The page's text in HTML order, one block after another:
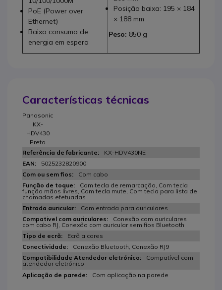
PoE (Power over
Ethernet)
Baixo consumo de
energia em espera
Posição baixa: 195 × 184
× 188 mm
Peso: 850 g
Características técnicas
Panasonic
KX-
HDV430
Preto
KX-HDV430NE
5025232820900
Com cabo
Com tecla de remarcação, Com tecla
função mãos livres, Com tecla mute, Com tecla para lista de
chamadas efetuadas
Com entrada para auriculares
Conexão com auriculares
com cabo RJ, Conexão com auricular sem fios Bluetooth
Ecrã a cores
Conexão Bluetooth, Conexão RJ9
Compatível com
atendedor eletrónico
Com aplicação na parede